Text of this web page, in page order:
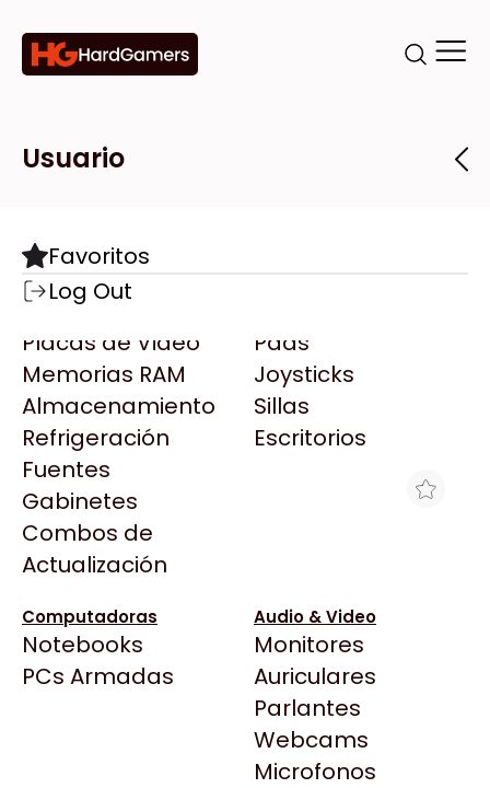
Categorías
Componentes
Motherboards
Microprocesadores
Placas de Video
Memorias RAM
Almacenamiento
Refrigeración
Fuentes
Gabinetes
Combos de
Actualización
Pads
Joysticks
Sillas
Escritorios
Computadoras
Notebooks
PCs Armadas
Audio & Video
Monitores
Auriculares
Parlantes
Webcams
Microfonos
Marcas
Todas las Marcas
AMD
AULA
Acer
Adata
AeroCool
Antec
Arkham
Asrock
BenQ
CX
Cooler Master
Tiendas
Destacadas
Todas las Tiendas
Usuario
Favoritos
Log Out
WATER COOLER ASUS TUF GAMING LC
III 360 ARGB LCD
$307.997
Ver producto en la página de Gaming Point